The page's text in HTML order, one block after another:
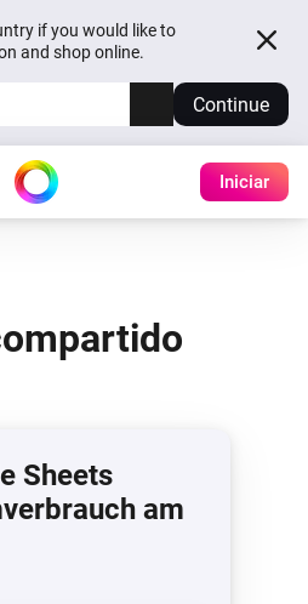
if you would like to
and shop online.
Continue
Iniciar
Sheets
am